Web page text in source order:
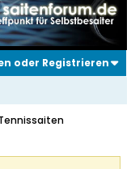
oder Registrieren